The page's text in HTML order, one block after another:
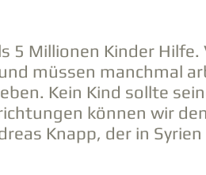
5 Millionen Kinder Hilfe.
müssen manchmal
Kein Kind sollte
können wir
Knapp, der in Syrien